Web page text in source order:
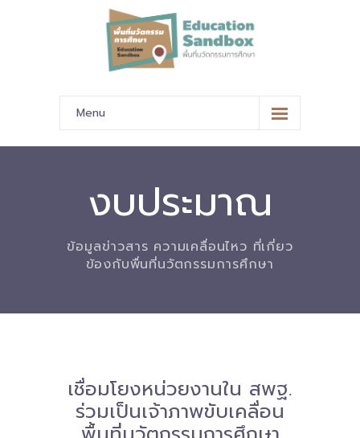
Menu
หน้าหลัก
-- มาตรฐานข้อมูลและมาตรฐานการแลกเปลี่ยนข้อมูล
-- สถานศึกษานำร่อง
-- วีดิทัศน์นำเสนอสถานศึกษานำร่อง
Download
-- หนังสือและเอกสาร
งบประมาณ
ข้อมูลข่าวสาร ความเคลื่อนไหว ที่เกี่ยว
ข้องกับพื่นที่นวัตกรรมการศึกษา
เชื่อมโยงหน่วยงานใน สพฐ.
ร่วมเป็นเจ้าภาพขับเคลื่อน